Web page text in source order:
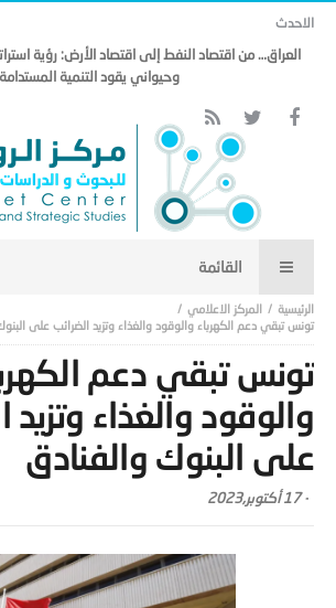
الاحدث
العراق… من اقتصاد النفط إلى اقتصاد الأرض: رؤية
وحيواني يقود التنمية المستدامة
المركز الاعلامي
تونس تبقي دعم الكهرباء والوقود والغذاء وتزيد الضرائب على
تونس تبقي دعم
والوقود والغذاء وتزيد
على البنوك والفنادق
-17 أكتوبر,2023